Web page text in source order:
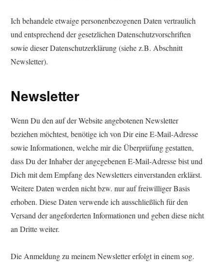
Ich behandele etwaige personenbezogenen Daten vertraulich
und entsprechend der gesetzlichen Datenschutzvorschriften
sowie dieser Datenschutzerklärung (siehe z.B. Abschnitt
Newsletter).
Newsletter
Wenn Du den auf der Website angebotenen Newsletter
beziehen möchtest, benötige ich von Dir eine E-Mail-Adresse
sowie Informationen, welche mir die Überprüfung gestatten,
dass Du der Inhaber der angegebenen E-Mail-Adresse bist und
Dich mit dem Empfang des Newsletters einverstanden erklärst.
Weitere Daten werden nicht bzw. nur auf freiwilliger Basis
erhoben. Diese Daten verwende ich ausschließlich für den
Versand der angeforderten Informationen und geben diese nicht
an Dritte weiter.
Die Anmeldung zu meinem Newsletter erfolgt in einem sog.